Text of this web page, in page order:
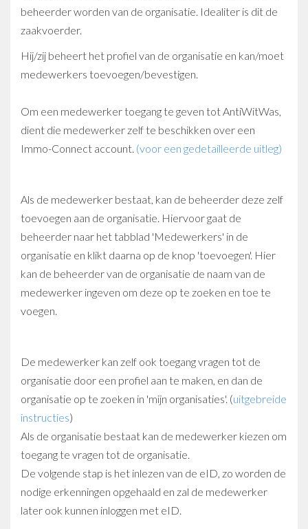
beheerder worden van de organisatie. Idealiter is dit de
zaakvoerder.
Hij/zij beheert het profiel van de organisatie en kan/moet
medewerkers toevoegen/bevestigen.
Om een medewerker toegang te geven tot AntiWitWas,
dient die medewerker zelf te beschikken over een
Immo-Connect account. (voor een gedetailleerde uitleg)
Als de medewerker bestaat, kan de beheerder deze zelf
toevoegen aan de organisatie. Hiervoor gaat de
beheerder naar het tabblad 'Medewerkers' in de
organisatie en klikt daarna op de knop 'toevoegen'. Hier
kan de beheerder van de organisatie de naam van de
medewerker ingeven om deze op te zoeken en toe te
voegen.
De medewerker kan zelf ook toegang vragen tot de
organisatie door een profiel aan te maken, en dan de
organisatie op te zoeken in 'mijn organisaties'. (uitgebreide
instructies)
Als de organisatie bestaat kan de medewerker kiezen om
toegang te vragen tot de organisatie.
De volgende stap is het inlezen van de eID, zo worden de
nodige erkenningen opgehaald en zal de medewerker
later ook kunnen inloggen met eID.